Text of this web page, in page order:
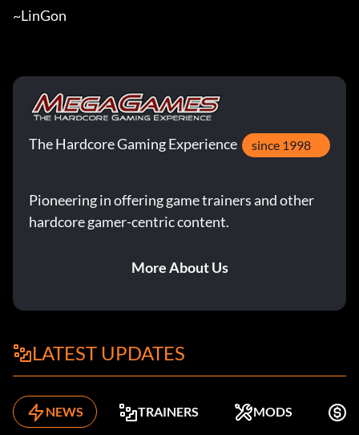
~LinGon
The Hardcore Gaming Experience since 1998
Pioneering in offering game trainers and other
hardcore gamer-centric content.
More About Us
LATEST UPDATES
NEWS TRAINERS MODS